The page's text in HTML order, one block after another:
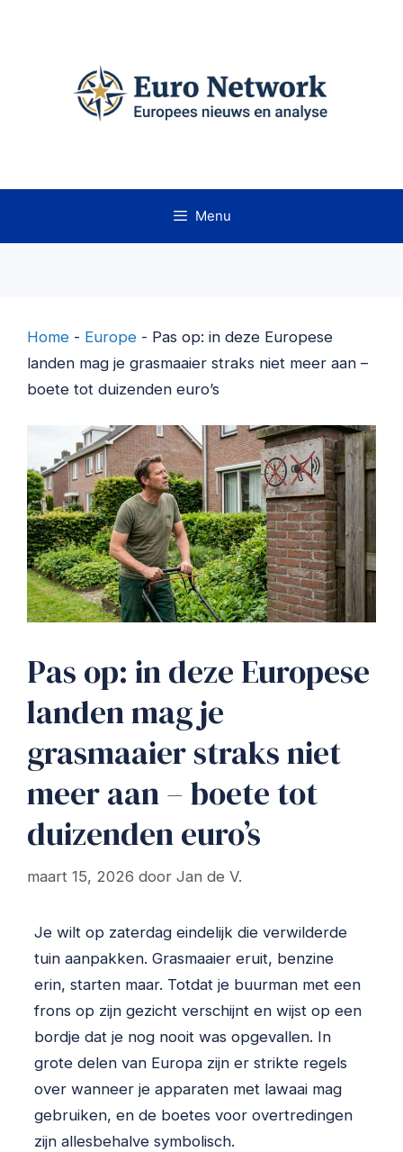
Menu
Home - Europe - Pas op: in deze Europese
landen mag je grasmaaier straks niet meer aan –
boete tot duizenden euro’s
Pas op: in deze Europese
landen mag je
grasmaaier straks niet
meer aan – boete tot
duizenden euro’s
maart 15, 2026 door Jan de V.
Je wilt op zaterdag eindelijk die verwilderde
tuin aanpakken. Grasmaaier eruit, benzine
erin, starten maar. Totdat je buurman met een
frons op zijn gezicht verschijnt en wijst op een
bordje dat je nog nooit was opgevallen. In
grote delen van Europa zijn er strikte regels
over wanneer je apparaten met lawaai mag
gebruiken, en de boetes voor overtredingen
zijn allesbehalve symbolisch.